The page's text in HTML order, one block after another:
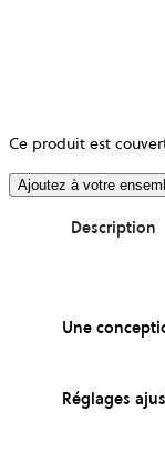
Ce produit est
Ajoutez à votre
Description
Une
Réglages